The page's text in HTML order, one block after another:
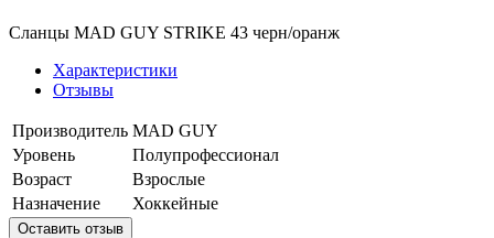
Сланцы MAD GUY STRIKE 43 черн/оранж
Характеристики
Отзывы
Производитель MAD GUY
Уровень
Полупрофессионал
Возраст
Взрослые
Назначение
Хоккейные
Оставить отзыв